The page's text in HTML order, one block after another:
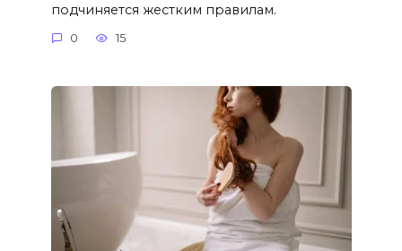
подчиняется жестким правилам.
0 15